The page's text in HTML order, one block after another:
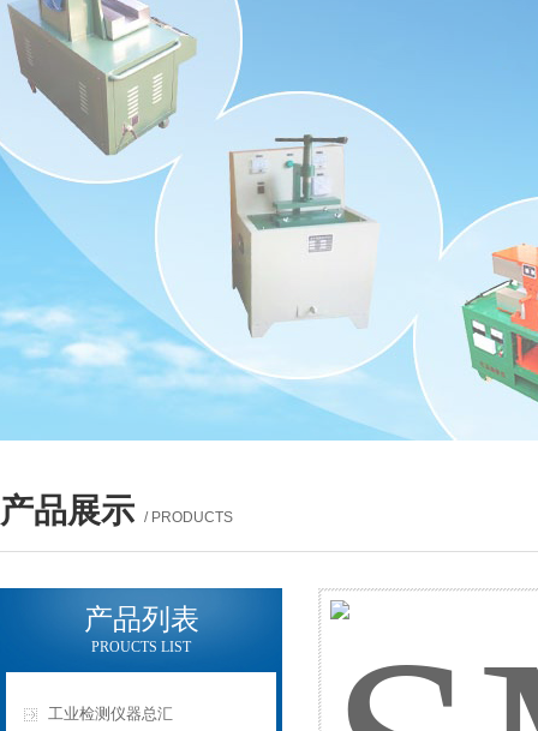
产品展示 / PRODUCTS
产品列表
PROUCTS LIST
工业检测仪器总汇